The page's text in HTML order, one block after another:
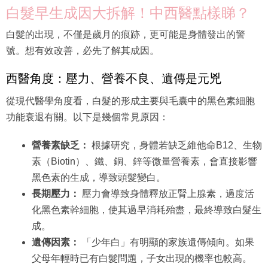
白髮早生成因大拆解！中西醫點樣睇？
白髮的出現，不僅是歲月的痕跡，更可能是身體發出的警
號。想有效改善，必先了解其成因。
西醫角度：壓力、營養不良、遺傳是元兇
從現代醫學角度看，白髮的形成主要與毛囊中的黑色素細胞
功能衰退有關。以下是幾個常見原因：
營養素缺乏： 根據研究，身體若缺乏維他命B12、生物
素（Biotin）、鐵、銅、鋅等微量營養素，會直接影響
黑色素的生成，導致頭髮變白。
長期壓力：
壓力會導致身體釋放正腎上腺素，過度活
化黑色素幹細胞，使其過早消耗殆盡，最終導致白髮生
成。
遺傳因素：
「少年白」有明顯的家族遺傳傾向。如果
父母年輕時已有白髮問題，子女出現的機率也較高。